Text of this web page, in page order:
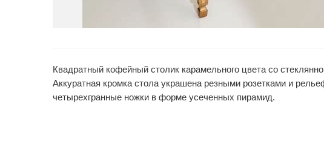
Квадратный кофейный столик карамельного цвета со
Аккуратная кромка стола украшена резными розетками и
четырехгранные ножки в форме усеченных пирамид.